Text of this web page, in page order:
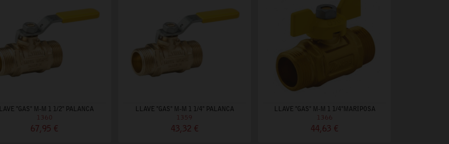
"GAS" M-M 1 1/2" PALANCA
1360
67,95 €
LLAVE "GAS" M-M 1 1/4" PALANCA
1359
43,32 €
LLAVE "GAS" M-M 1 1/4"MARIPOSA
1366
44,63 €